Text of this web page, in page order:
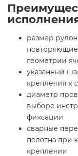
размер
геометрии
указанный
крепления к
диаметр
выборе
фиксации
сварные
полотна при
креплении